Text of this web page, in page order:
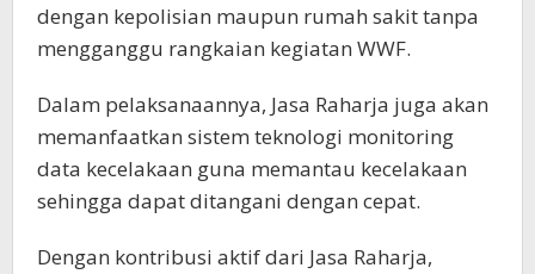
dengan kepolisian maupun rumah sakit tanpa
mengganggu rangkaian kegiatan WWF.
Dalam pelaksanaannya, Jasa Raharja juga akan
memanfaatkan sistem teknologi monitoring
data kecelakaan guna memantau kecelakaan
sehingga dapat ditangani dengan cepat.
Dengan kontribusi aktif dari Jasa Raharja,